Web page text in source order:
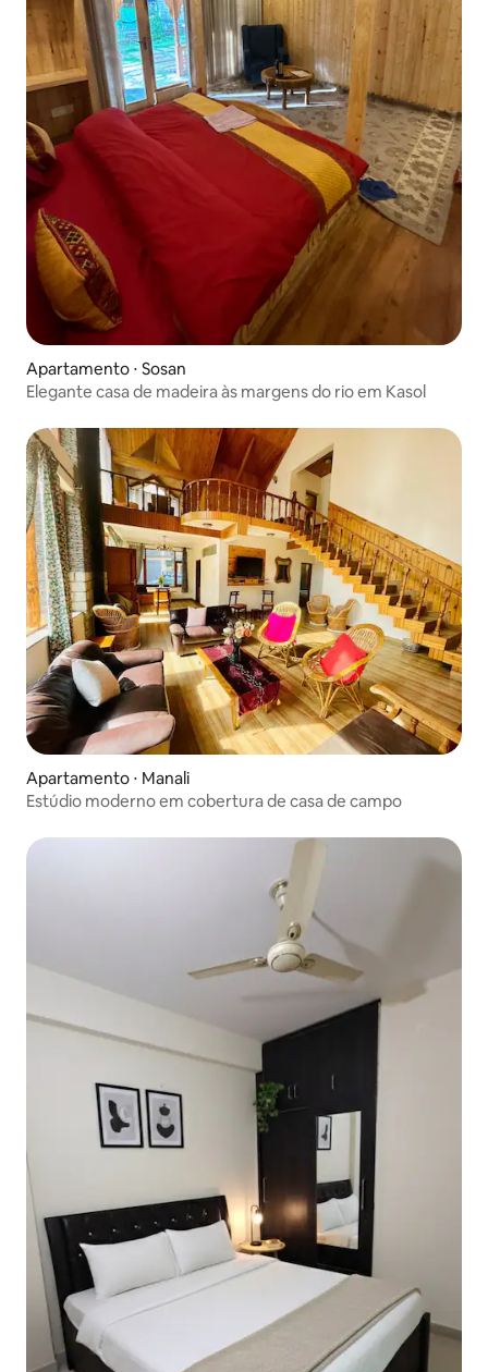
Apartamento ⋅ Sosan
Elegante casa de madeira às margens do rio em Kasol
Apartamento ⋅ Manali
Estúdio moderno em cobertura de casa de campo